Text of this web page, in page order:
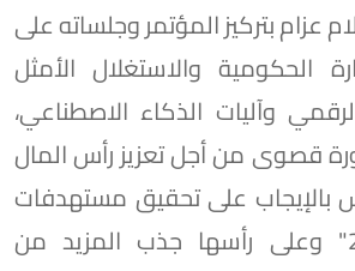
عزام بتركيز المؤتمر وجلساته على
الحكومية والاستغلال الأمثل
وآليات الذكاء الاصطناعي،
قصوى من أجل تعزيز رأس المال
بالإيجاب على تحقيق مستهدفات
"رؤية مصر 2030" وعلى رأسها جذب المزيد من